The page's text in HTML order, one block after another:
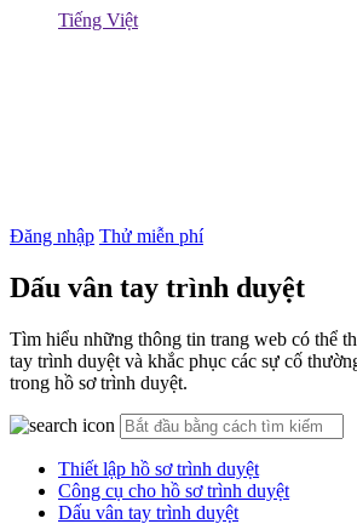
Tiếng Việt
Đăng nhập Thử miễn phí
Dấu vân tay trình duyệt
Tìm hiểu những thông tin trang web có thể
tay trình duyệt và khắc phục các sự cố
trong hồ sơ trình duyệt.
Thiết lập hồ sơ trình duyệt
Công cụ cho hồ sơ trình duyệt
Dấu vân tay trình duyệt